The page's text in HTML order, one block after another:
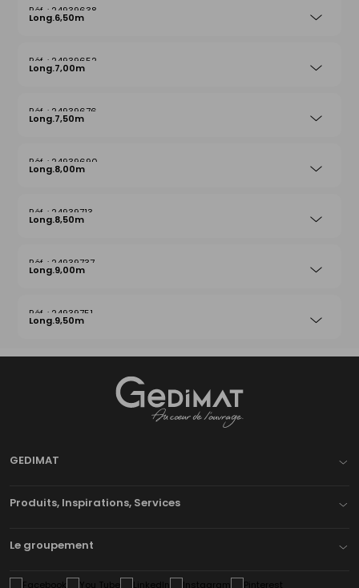
24939638
Long.6,50m
24939652
Long.7,00m
24939676
Long.7,50m
24939690
Long.8,00m
24939713
Long.8,50m
24939737
Long.9,00m
24939751
Long.9,50m
GEDIMAT
Produits, Inspirations, Services
Le groupement